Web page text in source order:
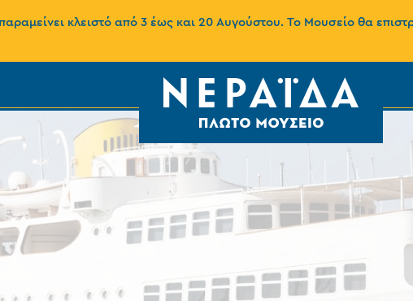
κλειστό από 3 έως και 20 Αυγούστου. Το Μουσείο θα